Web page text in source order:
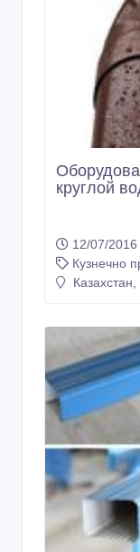
круглой
12/07/2016
Кузнечно